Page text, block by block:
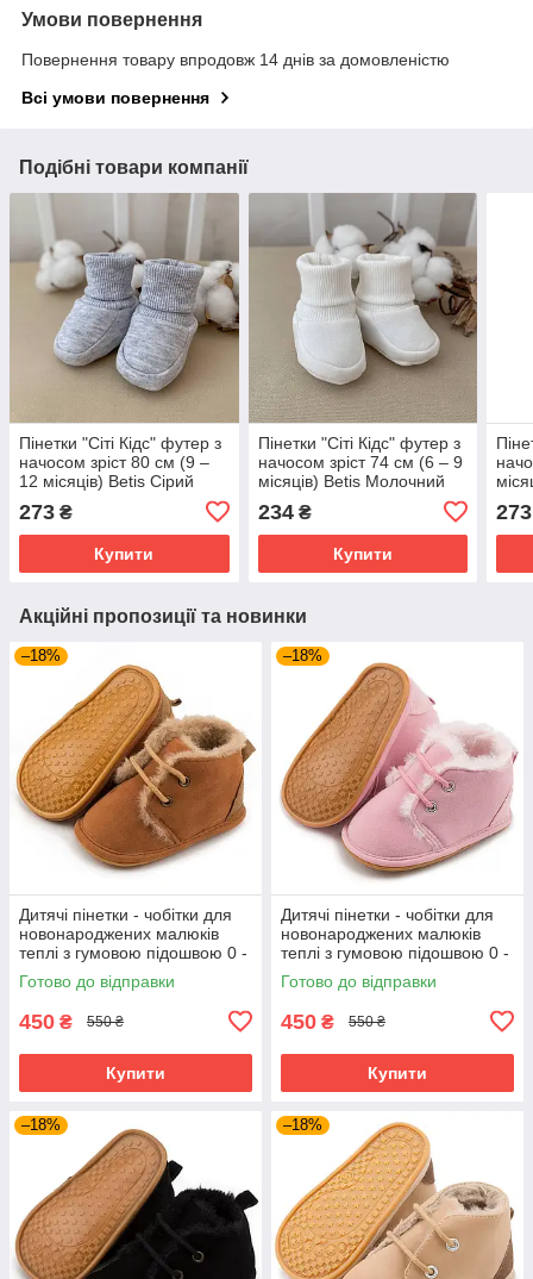
Умови повернення
Повернення товару впродовж 14 днів за домовленістю
Всі умови повернення
Подібні товари компанії
Пінетки "Сіті Кідс" футер з
начосом зріст 80 см (9 –
12 місяців) Betis Сірий
273 ₴
Купити
Пінетки "Сіті Кідс" футер з
начосом зріст 74 см (6 – 9
місяців) Betis Молочний
234₴
Купити
273
Акційні пропозиції та новинки
–18%
Дитячі пінетки - чобітки для
новонароджених малюків
теплі з гумовою підошвою 0 -
6 місяців Detki коричневий
Готово до відправки
450 ₴ 550 ₴
Купити
–18%
Дитячі пінетки - чобітки для
новонароджених малюків
теплі з гумовою підошвою 0 -
6 місяців Detki рожевий
Готово до відправки
450 ₴ 550 ₴
Купити
–18% –18%